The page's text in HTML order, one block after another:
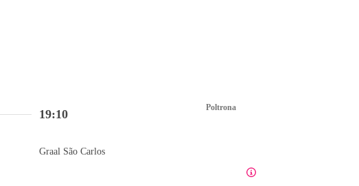
19:10
Graal São Carlos
Poltrona